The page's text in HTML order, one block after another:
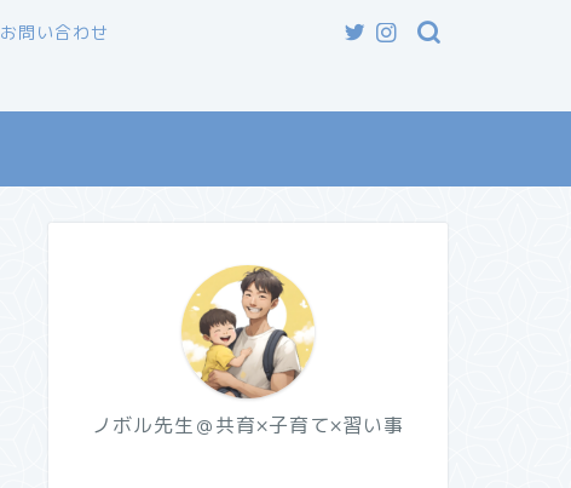
お問い合わせ
ノボル先生＠共育×子育て×習い事